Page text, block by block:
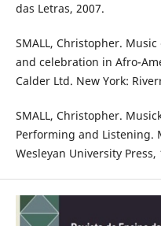
das Letras, 2007.
SMALL, Christopher.
and celebration in Afro-
Calder Ltd. New York:
SMALL, Christopher.
Performing and Listening.
Wesleyan University Press,